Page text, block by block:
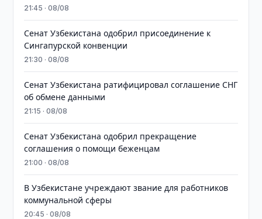
21:45 · 08/08
Сенат Узбекистана одобрил присоединение к
Сингапурской конвенции
21:30 · 08/08
Сенат Узбекистана ратифицировал соглашение СНГ
об обмене данными
21:15 · 08/08
Сенат Узбекистана одобрил прекращение
соглашения о помощи беженцам
21:00 · 08/08
В Узбекистане учреждают звание для работников
коммунальной сферы
20:45 · 08/08